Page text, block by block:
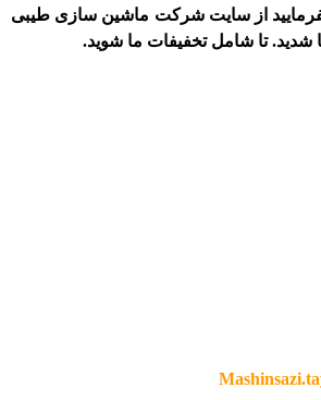
از سایت شرکت ماشین سازی طیبی
شدید. تا شامل تخفیفات ما شوید.